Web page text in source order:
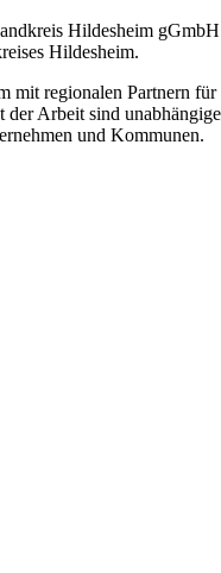
Hildesheim gGmbH
Hildesheim.
mit regionalen Partnern für
Arbeit sind unabhängige
und Kommunen.